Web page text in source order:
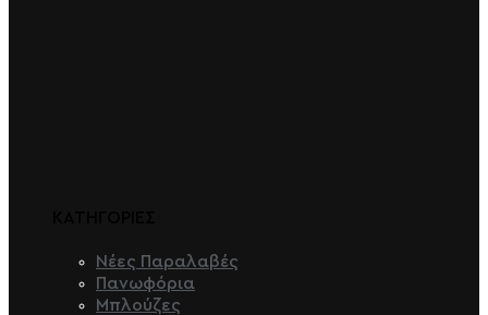
Νέες Παραλαβές
Πανωφόρια
Μπλούζες